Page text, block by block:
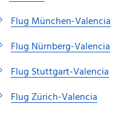
Flug München-Valencia
Flug Nürnberg-Valencia
Flug Stuttgart-Valencia
Flug Zürich-Valencia